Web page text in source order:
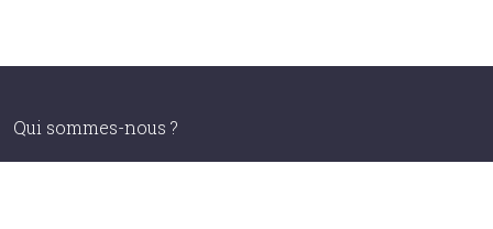
Qui sommes-nous ?